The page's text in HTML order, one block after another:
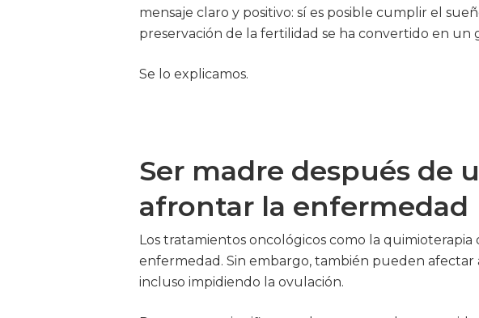
mensaje claro y positivo: sí es posible cumplir el
preservación de la fertilidad se ha convertido en un
Se lo explicamos.
Ser madre después de
afrontar la enfermedad
Los tratamientos oncológicos como la
enfermedad. Sin embargo, también pueden afectar
incluso impidiendo la ovulación.